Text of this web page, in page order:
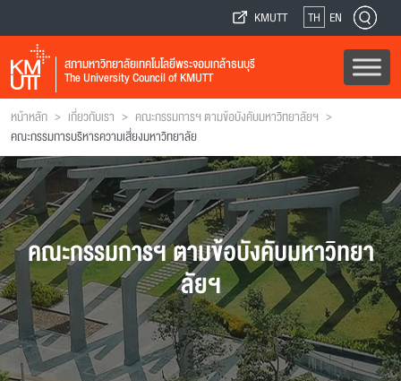
KMUTT TH EN
สภามหาวิทยาลัยเทคโนโลยีพระจอมเกล้าธนบุรี
The University Council of KMUTT
หน้าหลัก > เกี่ยวกับเรา > คณะกรรมการฯ ตามข้อบังคับมหาวิทยาลัยฯ >
คณะกรรมการบริหารความเสี่ยงมหาวิทยาลัย
คณะกรรมการฯ ตามข้อบังคับมหาวิทยา
ลัยฯ